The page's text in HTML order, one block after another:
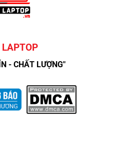
- CHẤT LƯỢNG"